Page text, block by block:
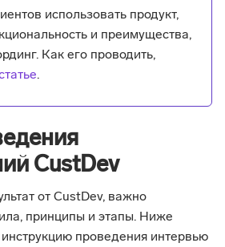
использовать продукт,
и преимущества,
Как его проводить,
.
CustDev
от CustDev, важно
принципы и этапы. Ниже
проведения интервью